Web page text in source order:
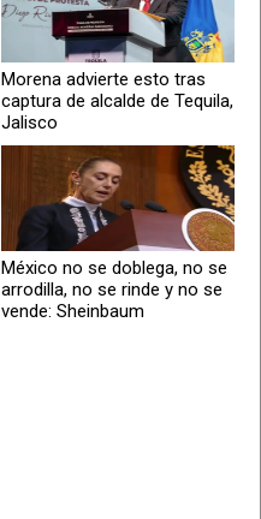
Morena advierte esto tras
captura de alcalde de Tequila,
Jalisco
México no se doblega, no se
arrodilla, no se rinde y no se
vende: Sheinbaum